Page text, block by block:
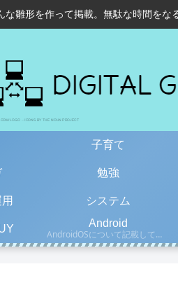
な雛形を作って掲載。無駄な時間を
子育て
勉強
システム
Android
AndroidOSについて記載しています。古い情報もあるので、更新日を確認して下さい。